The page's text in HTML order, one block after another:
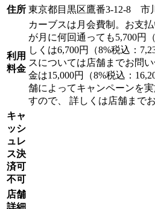
住所 東京都目黒区鷹番3-12-8 市
利用
料金
カーブスは月会費制。お支
が月に何回通っても5,700円
しくは6,700円（8%税込：
スについては店舗までお問
金は15,000円（8%税込：
舗によってキャンペーンを
すので、 詳しくは店舗まで
キャ
ッシ
ュレ
ス決
済可
不可
店舗
詳細